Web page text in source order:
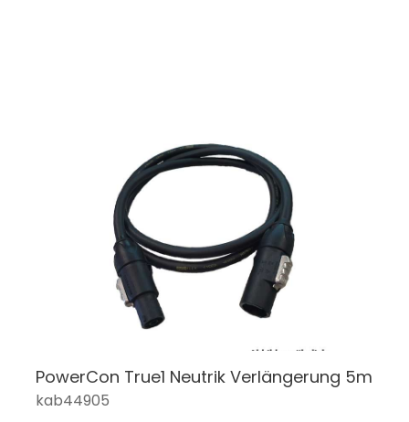
PowerCon True1 Neutrik Verlängerung 5m
kab44905